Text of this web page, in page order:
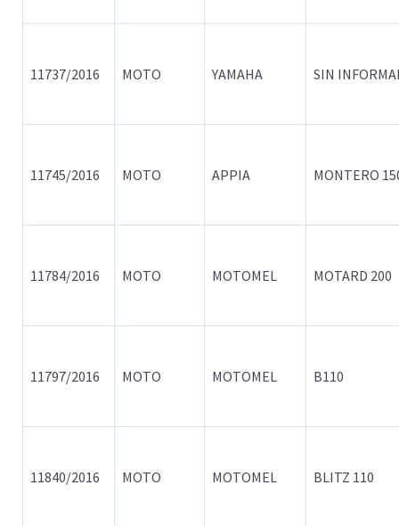
11737/2016 MOTO YAMAHA SIN
11745/2016 MOTO APPIA MONTERO
11784/2016 MOTO MOTOMEL MOTARD 200
11797/2016 MOTO MOTOMEL B110
11840/2016 MOTO MOTOMEL BLITZ 110